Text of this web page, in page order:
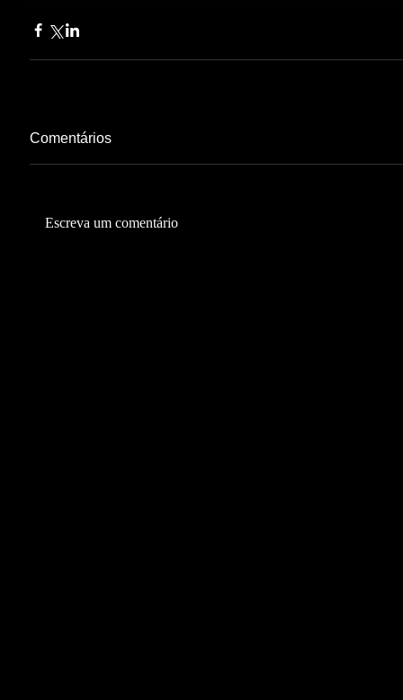
Comentários
Escreva um comentário